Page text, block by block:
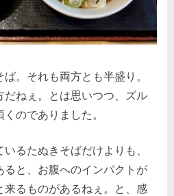
。それも両方とも半盛り。
だねぇ。とは思いつつ、ズル
のでありました。
るたぬきそばだけよりも、
と、お腹へのインパクトが
来るものがあるねぇ。と、感